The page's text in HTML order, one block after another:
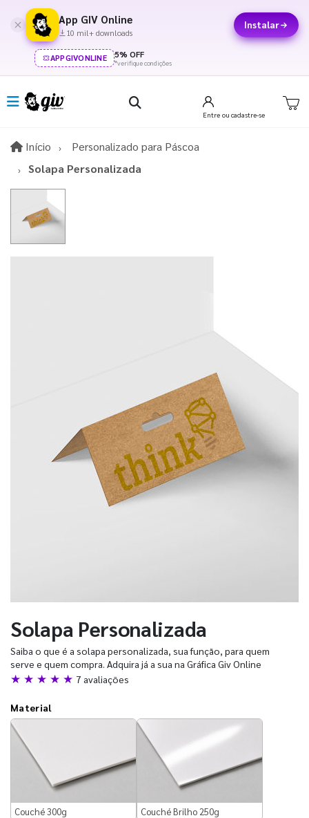
App GIV Online
10 mil+ downloads
Instalar
APPGIVONLINE 5% OFF
*verifique condições
Entre ou cadastre-se
Início InícioPersonalizado para Páscoa​
Solapa Personalizada
Solapa Personalizada
Saiba o que é a solapa personalizada, sua função, para quem
serve e quem compra. Adquira já a sua na Gráfica Giv Online
★ ★ ★ ★ ★ 7 avaliações
Material
Couché 300g Couché Brilho 250g